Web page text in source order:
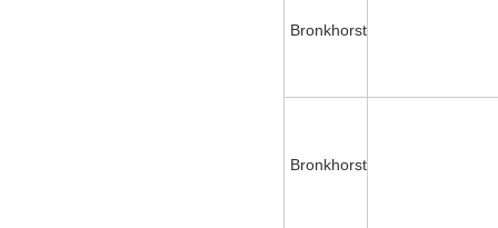
Bronkhorst
Bronkhorst